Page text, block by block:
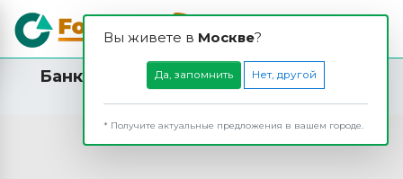
Вы живете в Москвe?
Да, запомнить Нет, другой
* Получите актуальные предложения в вашем городе.
Банкомат АО «Альфа-Банк» в Санкт-
Петербурге